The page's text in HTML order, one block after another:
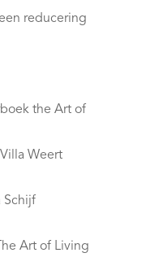
reducering
the Art of
Weert
Schijf
Art of Living